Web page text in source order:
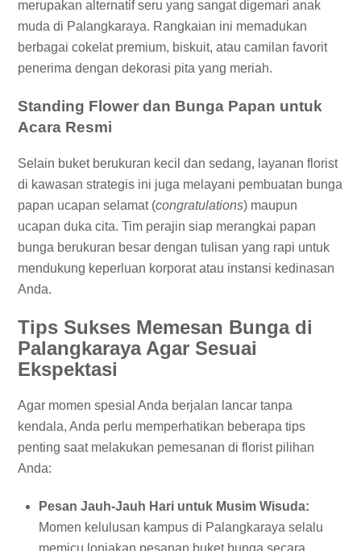
merupakan alternatif seru yang sangat digemari anak
muda di Palangkaraya. Rangkaian ini memadukan
berbagai cokelat premium, biskuit, atau camilan favorit
penerima dengan dekorasi pita yang meriah.
Standing Flower dan Bunga Papan untuk
Acara Resmi
Selain buket berukuran kecil dan sedang, layanan florist
di kawasan strategis ini juga melayani pembuatan bunga
papan ucapan selamat (congratulations) maupun
ucapan duka cita. Tim perajin siap merangkai papan
bunga berukuran besar dengan tulisan yang rapi untuk
mendukung keperluan korporat atau instansi kedinasan
Anda.
Tips Sukses Memesan Bunga di
Palangkaraya Agar Sesuai
Ekspektasi
Agar momen spesial Anda berjalan lancar tanpa
kendala, Anda perlu memperhatikan beberapa tips
penting saat melakukan pemesanan di florist pilihan
Anda:
Pesan Jauh-Jauh Hari untuk Musim Wisuda:
Momen kelulusan kampus di Palangkaraya selalu